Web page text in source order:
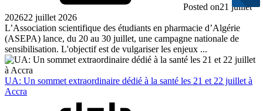
Posted on21 juillet
202622 juillet 2026
L’Association scientifique des étudiants en pharmacie d’Algérie
(ASEPA) lance, du 20 au 30 juillet, une campagne nationale de
sensibilisation. L'objectif est de vulgariser les enjeux ...
UA: Un sommet extraordinaire dédié à la santé les 21 et 22 juillet à
Accra